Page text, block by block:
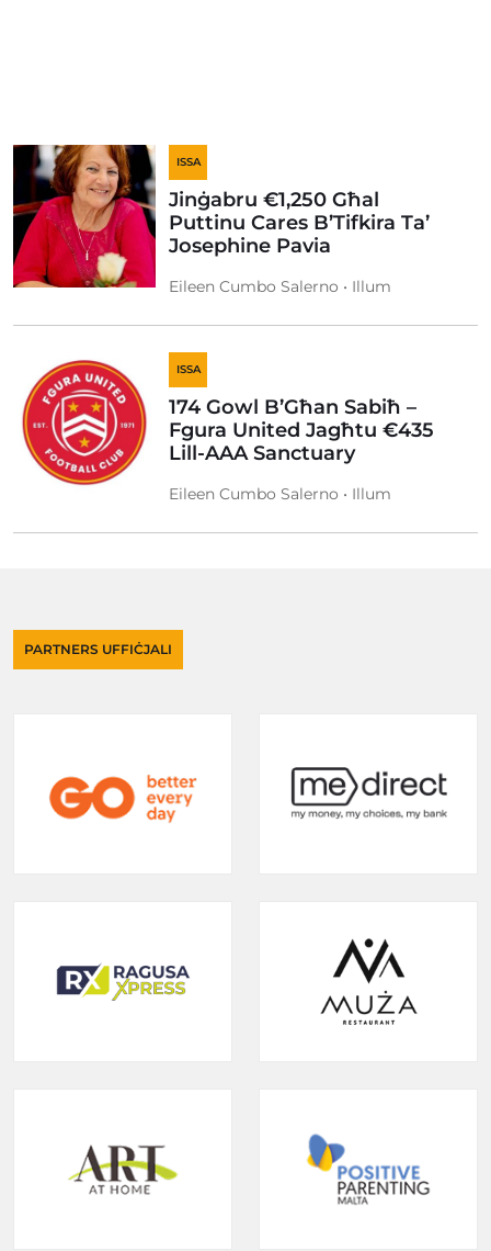
ISSA
Jinġabru €1,250 Għal
Puttinu Cares B’Tifkira Ta’
Josephine Pavia
Eileen Cumbo Salerno • Illum
ISSA
174 Gowl B’Għan Sabiħ –
Fgura United Jagħtu €435
Lill-AAA Sanctuary
Eileen Cumbo Salerno • Illum
PARTNERS UFFIĊJALI